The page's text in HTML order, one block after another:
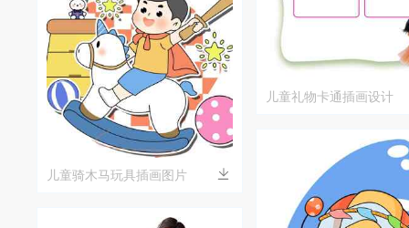
儿童骑木马玩具插画图片
儿童礼物卡通插画设计